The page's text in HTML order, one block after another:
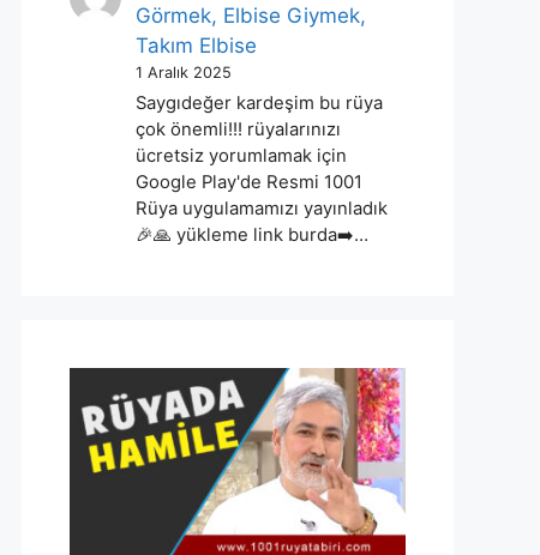
Görmek, Elbise Giymek,
Takım Elbise
1 Aralık 2025
Saygıdeğer kardeşim bu rüya
çok önemli!!! rüyalarınızı
ücretsiz yorumlamak için
Google Play'de Resmi 1001
Rüya uygulamamızı yayınladık
🎉🙏 yükleme link burda➡️…